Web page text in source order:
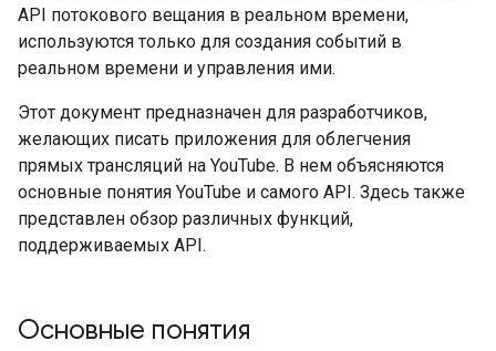
API потокового вещания в реальном времени,
используются только для создания событий в
реальном времени и управления ими.
Этот документ предназначен для разработчиков,
желающих писать приложения для облегчения
прямых трансляций на YouTube. В нем объясняются
основные понятия YouTube и самого API. Здесь также
представлен обзор различных функций,
поддерживаемых API.
Основные понятия